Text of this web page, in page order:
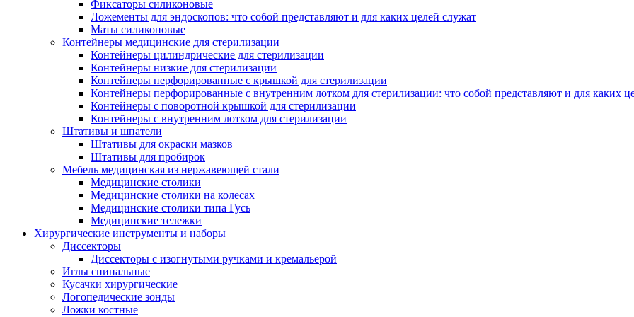
Фиксаторы силиконовые
Ложементы для эндоскопов: что собой представляют и для каких целей служат
Маты силиконовые
Контейнеры медицинские для стерилизации
Контейнеры цилиндрические для стерилизации
Контейнеры низкие для стерилизации
Контейнеры перфорированные с крышкой для стерилизации
Контейнеры перфорированные с внутренним лотком для стерилизации: что собой представляют и для каких
Контейнеры с поворотной крышкой для стерилизации
Контейнеры с внутренним лотком для стерилизации
Штативы и шпатели
Штативы для окраски мазков
Штативы для пробирок
Мебель медицинская из нержавеющей стали
Медицинские столики
Медицинские столики на колесах
Медицинские столики типа Гусь
Медицинские тележки
Хирургические инструменты и наборы
Диссекторы
Диссекторы с изогнутыми ручками и кремальерой
Иглы спинальные
Кусачки хирургические
Логопедические зонды
Ложки костные